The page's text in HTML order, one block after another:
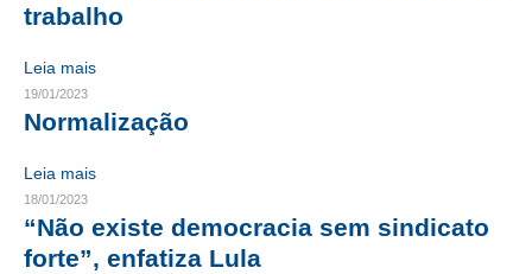
CONSELHO TECNOLÓGICO
HISTÓRICO E ATUAÇÃO
CONSELHOS ASSESSORES
trabalho
Leia mais
19/01/2023
Normalização
Leia mais
18/01/2023
“Não existe democracia sem sindicato
forte”, enfatiza Lula